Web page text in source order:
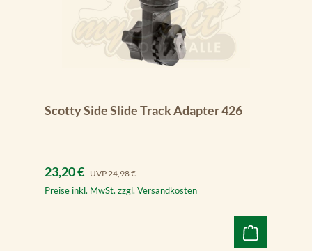
Scotty Side Slide Track Adapter 426
Verkaufspreis:
23,20 € UVP Regulärer Preis:
24,98 €
Preise inkl. MwSt. zzgl. Versandkosten